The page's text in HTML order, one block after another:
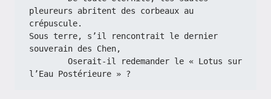
pleureurs abritent des corbeaux au
crépuscule.
Sous terre, s’il rencontrait le dernier
souverain des Chen,
l’Eau Postérieure » ?